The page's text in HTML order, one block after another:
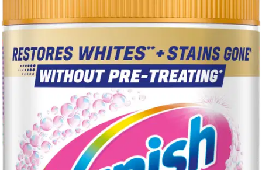
< Erikoistehokas koostumus, joka on kehitetty erityisesti
valkopyykille < Tehokasta tahranpoistoa! < Turvallista käyttää
470g, 630g, 940g, 1400g ja 1500g
Näytä lisää tuotekuvausta
Ominaisuudet
Käyttöturvallisuus